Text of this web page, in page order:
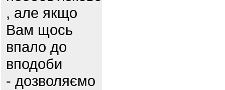
, але якщо
Вам щось
впало до
вподоби
- дозволяємо